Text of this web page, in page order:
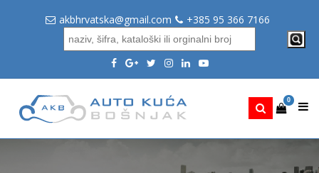
akbhrvatska@gmail.com +385 95 366 7166
0